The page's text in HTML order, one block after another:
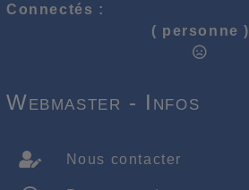
Connectés :
( personne )
Webmaster - Infos
Nous contacter